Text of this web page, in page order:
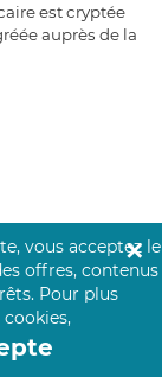
est cryptée
auprès de la
vous acceptez le
offres, contenus
Pour plus
✕